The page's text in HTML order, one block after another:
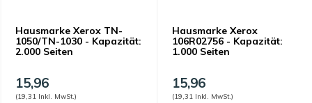
Hausmarke Xerox TN-
1050/TN-1030 - Kapazität:
2.000 Seiten
15,96
(19,31 Inkl. MwSt.)
Hausmarke Xerox
106R02756 - Kapazität:
1.000 Seiten
15,96
(19,31 Inkl. MwSt.)